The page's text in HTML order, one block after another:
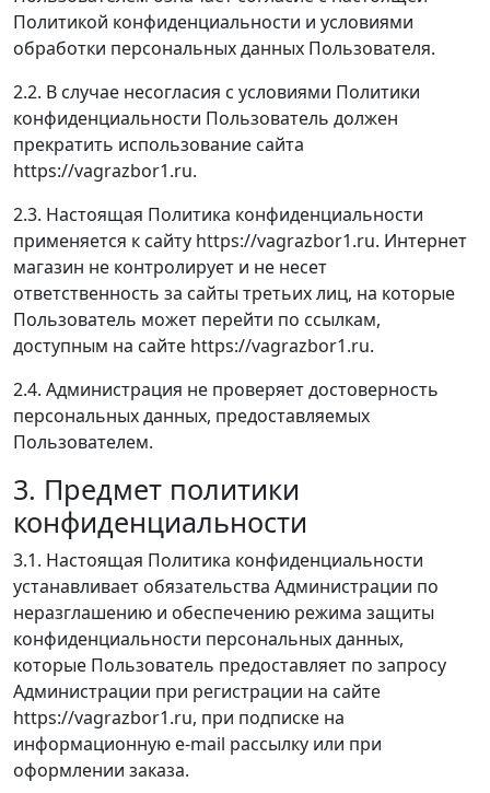
Политикой конфиденциальности и условиями
обработки персональных данных Пользователя.
2.2. В случае несогласия с условиями Политики
конфиденциальности Пользователь должен
прекратить использование сайта
https://vagrazbor1.ru.
2.3. Настоящая Политика конфиденциальности
применяется к сайту https://vagrazbor1.ru. Интернет
магазин не контролирует и не несет
ответственность за сайты третьих лиц, на которые
Пользователь может перейти по ссылкам,
доступным на сайте https://vagrazbor1.ru.
2.4. Администрация не проверяет достоверность
персональных данных, предоставляемых
Пользователем.
3. Предмет политики
конфиденциальности
3.1. Настоящая Политика конфиденциальности
устанавливает обязательства Администрации по
неразглашению и обеспечению режима защиты
конфиденциальности персональных данных,
которые Пользователь предоставляет по запросу
Администрации при регистрации на сайте
https://vagrazbor1.ru, при подписке на
информационную e-mail рассылку или при
оформлении заказа.